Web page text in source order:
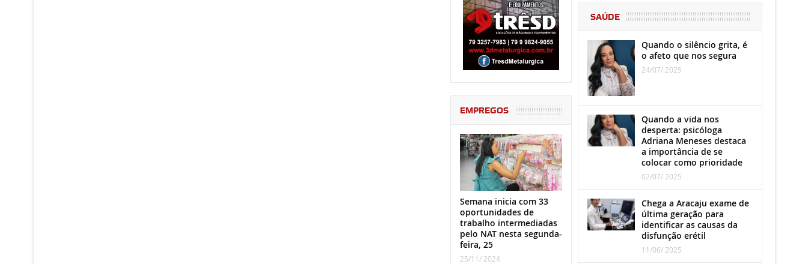
EMPREGOS
Semana inicia com 33
oportunidades de
trabalho intermediadas
pelo NAT nesta segunda-
feira, 25
25/11/ 2024
SAÚDE
Quando o silêncio grita, é
o afeto que nos segura
24/07/ 2025
Quando a vida nos
desperta: psicóloga
Adriana Meneses destaca
a importância de se
colocar como prioridade
02/07/ 2025
Chega a Aracaju exame de
última geração para
identificar as causas da
disfunção erétil
11/06/ 2025